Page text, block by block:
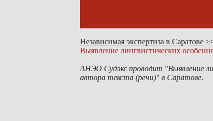
Независимая экспертиза в Саратове
Выявление лингвистических
АНЭО Судэкс проводит "Выявление
автора текста (речи)" в Саратове.